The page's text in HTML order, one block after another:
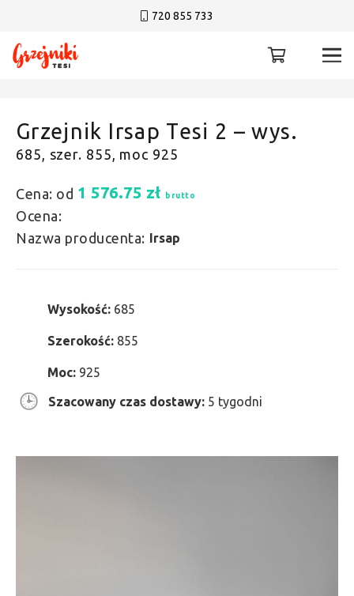
720 855 733
Grzejnik Irsap Tesi 2 – wys.
685, szer. 855, moc 925
Cena: od 1 576.75 zł brutto
Ocena:
Nazwa producenta: Irsap
Wysokość: 685
Szerokość: 855
Moc: 925
Szacowany czas dostawy: 5 tygodni